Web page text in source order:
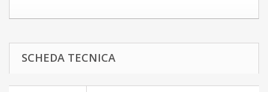
SCHEDA TECNICA